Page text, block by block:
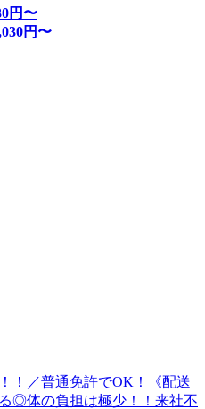
円〜
円〜
！／普通免許でOK！《配送
◎体の負担は極少！！来社不